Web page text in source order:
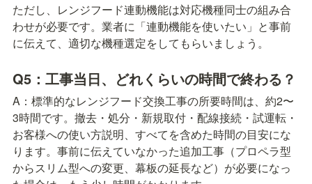
ただし、レンジフード連動機能は対応機種同士の組み合
わせが必要です。業者に「連動機能を使いたい」と事前
に伝えて、適切な機種選定をしてもらいましょう。
Q5：工事当日、どれくらいの時間で終わる？
A：標準的なレンジフード交換工事の所要時間は、約2〜
3時間です。撤去・処分・新規取付・配線接続・試運転・
お客様への使い方説明、すべてを含めた時間の目安にな
ります。事前に伝えていなかった追加工事（プロペラ型
からスリム型への変更、幕板の延長など）が必要になっ